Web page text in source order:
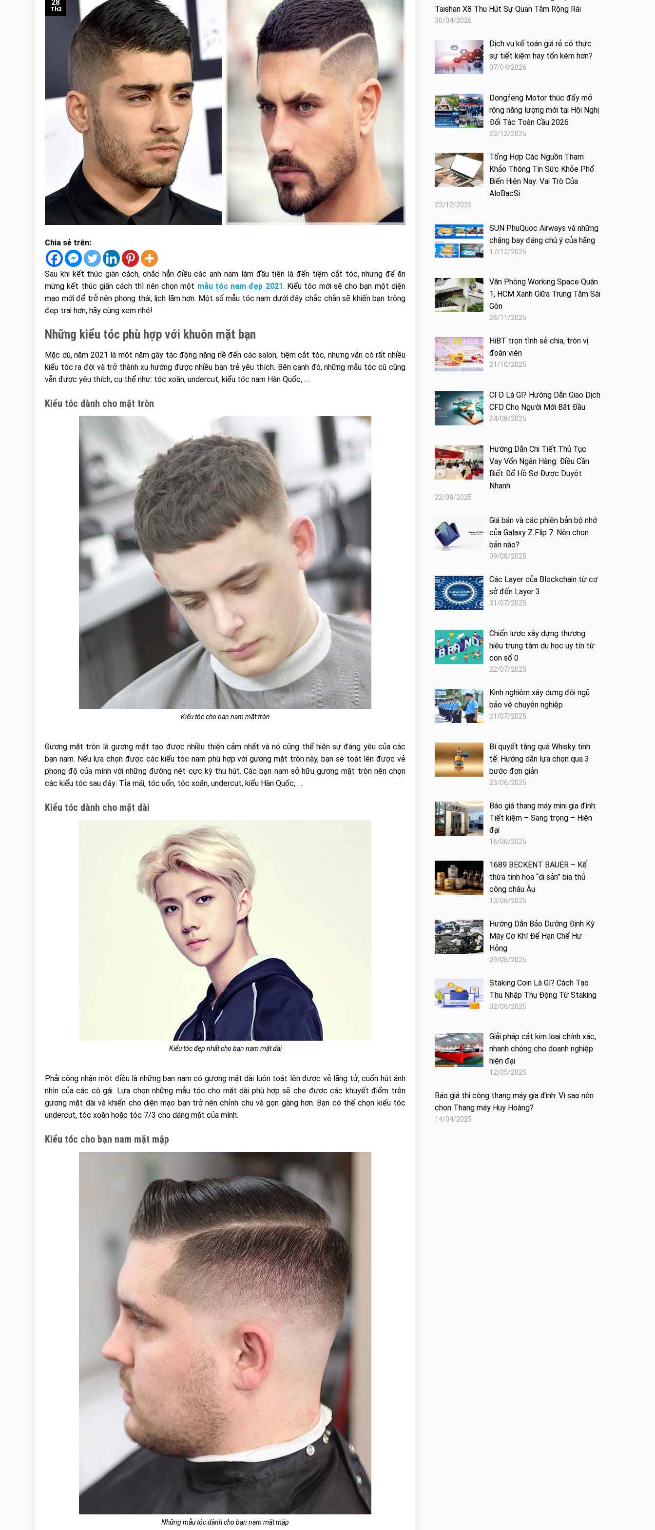
28
Th3
Chia sẻ trên:
Sau khi kết thúc giãn cách, chắc hẳn điều các anh nam làm đầu tiên là đến tiệm cắt tóc, nhưng để ăn
mừng kết thúc giãn cách thì nên chọn một mẫu tóc nam đẹp 2021. Kiểu tóc mới sẽ cho bạn một diện
mạo mới để trở nên phong thái, lịch lãm hơn. Một số mẫu tóc nam dưới đây chắc chắn sẽ khiến bạn trông
đẹp trai hơn, hãy cùng xem nhé!
Những kiểu tóc phù hợp với khuôn mặt bạn
Mặc dù, năm 2021 là một năm gây tác động nặng nề đến các salon, tiệm cắt tóc, nhưng vẫn có rất nhiều
kiểu tóc ra đời và trở thành xu hướng được nhiều bạn trẻ yêu thích. Bên cạnh đó, những mẫu tóc cũ cũng
vẫn được yêu thích, cụ thể như: tóc xoăn, undercut, kiểu tóc nam Hàn Quốc, …
Kiểu tóc dành cho mặt tròn
Kiểu tóc cho bạn nam mặt tròn
Gương mặt tròn là gương mặt tạo được nhiều thiện cảm nhất và nó cũng thể hiện sự đáng yêu của các
bạn nam. Nếu lựa chọn được các kiểu tóc nam phù hợp với gương mặt tròn này, bạn sẽ toát lên được vẻ
phong độ của mình với những đường nét cực kỳ thu hút. Các bạn nam sở hữu gương mặt tròn nên chọn
các kiểu tóc sau đây: Tỉa mái, tóc uốn, tóc xoăn, undercut, kiểu Hàn Quốc, ….
Kiểu tóc dành cho mặt dài
Kiểu tóc đẹp nhất cho bạn nam mặt dài
Phải công nhận một điều là những bạn nam có gương mặt dài luôn toát lên được vẻ lãng tử, cuốn hút ánh
nhìn của các cô gái. Lựa chọn những mẫu tóc cho mặt dài phù hợp sẽ che được các khuyết điểm trên
gương mặt dài và khiến cho diện mạo bạn trở nên chỉnh chu và gọn gàng hơn. Bạn có thể chọn kiểu tóc
undercut, tóc xoăn hoặc tóc 7/3 cho dáng mặt của mình.
Kiểu tóc cho bạn nam mặt mập
Những mẫu tóc dành cho bạn nam mặt mập
Taishan X8 Thu Hút Sự Quan Tâm Rộng Rãi
30/04/2026
Dịch vụ kế toán giá rẻ có thực
sự tiết kiệm hay tốn kém hơn?
07/04/2026
Dongfeng Motor thúc đẩy mở
rộng năng lượng mới tại Hội Nghị
Đối Tác Toàn Cầu 2026
23/12/2025
Tổng Hợp Các Nguồn Tham
Khảo Thông Tin Sức Khỏe Phổ
Biến Hiện Nay: Vai Trò Của
AloBacSi
22/12/2025
SUN PhuQuoc Airways và những
chặng bay đáng chú ý của hãng
17/12/2025
Văn Phòng Working Space Quận
1, HCM Xanh Giữa Trung Tâm Sài
Gòn
28/11/2025
HiBT trọn tình sẻ chia, tròn vị
đoàn viên
21/10/2025
CFD Là Gì? Hướng Dẫn Giao Dịch
CFD Cho Người Mới Bắt Đầu
24/08/2025
Hướng Dẫn Chi Tiết Thủ Tục
Vay Vốn Ngân Hàng: Điều Cần
Biết Để Hồ Sơ Được Duyệt
Nhanh
22/08/2025
Giá bán và các phiên bản bộ nhớ
của Galaxy Z Flip 7: Nên chọn
bản nào?
09/08/2025
Các Layer của Blockchain từ cơ
sở đến Layer 3
31/07/2025
Chiến lược xây dựng thương
hiệu trung tâm du học uy tín từ
con số 0
22/07/2025
Kinh nghiệm xây dựng đội ngũ
bảo vệ chuyên nghiệp
21/07/2025
Bí quyết tặng quà Whisky tinh
tế: Hướng dẫn lựa chọn qua 3
bước đơn giản
23/06/2025
Báo giá thang máy mini gia đình:
Tiết kiệm – Sang trọng – Hiện
đại
16/06/2025
1689 BECKENT BAUER – Kế
thừa tinh hoa “di sản” bia thủ
công châu Âu
13/06/2025
Hướng Dẫn Bảo Dưỡng Định Kỳ
Máy Cơ Khí Để Hạn Chế Hư
Hỏng
09/06/2025
Staking Coin Là Gì? Cách Tạo
Thu Nhập Thụ Động Từ Staking
02/06/2025
Giải pháp cắt kim loại chính xác,
nhanh chóng cho doanh nghiệp
hiện đại
12/05/2025
Báo giá thi công thang máy gia đình: Vì sao nên
chọn Thang máy Huy Hoàng?
14/04/2025